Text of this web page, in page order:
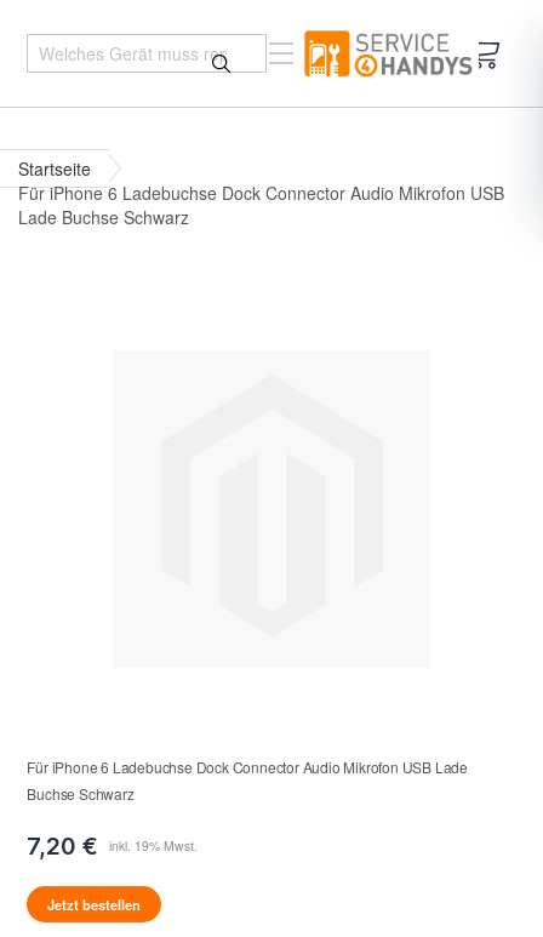
Startseite
Für iPhone 6 Ladebuchse Dock Connector Audio Mikrofon USB
Lade Buchse Schwarz
Für iPhone 6 Ladebuchse Dock Connector Audio Mikrofon USB Lade
Buchse Schwarz
7,20 €
Jetzt bestellen